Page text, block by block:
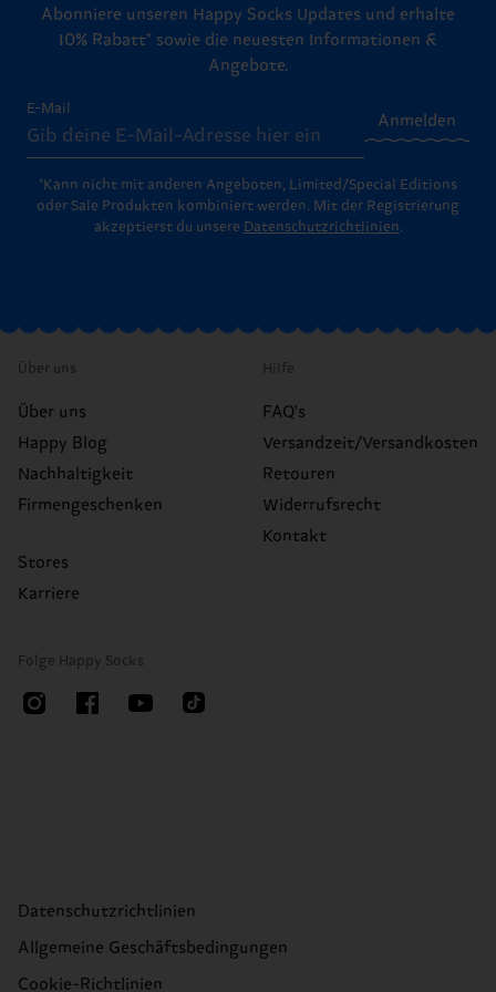
Abonniere unseren Happy Socks Updates und erhalte
10% Rabatt* sowie die neuesten Informationen &
Angebote.
E-Mail
Anmelden
*Kann nicht mit anderen Angeboten, Limited/Special Editions
oder Sale Produkten kombiniert werden. Mit der Registrierung
akzeptierst du unsere Datenschutzrichtlinien.
Über uns
Über uns
Happy Blog
Nachhaltigkeit
Firmengeschenken
Stores
Karriere
Hilfe
FAQ's
Versandzeit/Versandkosten
Retouren
Widerrufsrecht
Kontakt
Folge Happy Socks
Datenschutzrichtlinien
Allgemeine Geschäftsbedingungen
Cookie-Richtlinien